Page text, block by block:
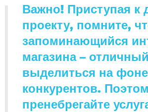
Важно! Приступая к
проекту, помните,
запоминающийся
магазина –
выделиться на фоне
конкурентов.
пренебрегайте